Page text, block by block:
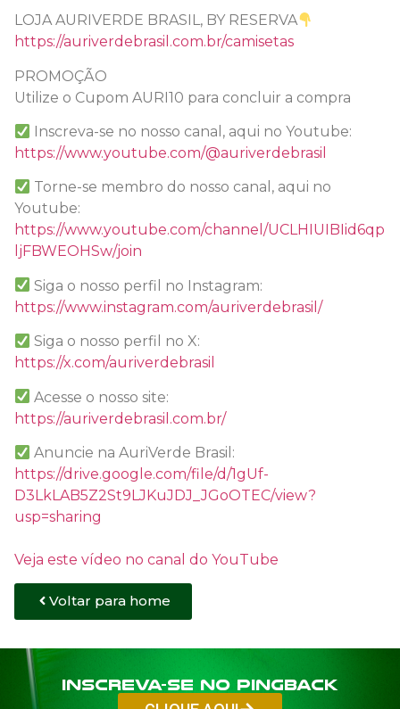
LOJA AURIVERDE BRASIL, BY RESERVA
https://auriverdebrasil.com.br/camisetas
PROMOÇÃO
Utilize o Cupom AURI10 para concluir a compra
Inscreva-se no nosso canal, aqui no Youtube:
https://www.youtube.com/@auriverdebrasil
Torne-se membro do nosso canal, aqui no
Youtube:
https://www.youtube.com/channel/UCLHIUIBIid6qp
ljFBWEOHSw/join
Siga o nosso perfil no Instagram:
https://www.instagram.com/auriverdebrasil/
Siga o nosso perfil no X:
https://x.com/auriverdebrasil
Acesse o nosso site:
https://auriverdebrasil.com.br/
Anuncie na AuriVerde Brasil:
https://drive.google.com/file/d/1gUf-
D3LkLAB5Z2St9LJKuJDJ_JGoOTEC/view?
usp=sharing
Veja este vídeo no canal do YouTube
Voltar para home
Inscreva-se no PINGBACK